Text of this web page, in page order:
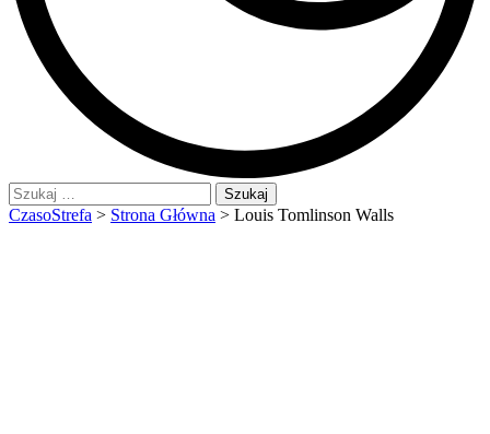
Szukaj:
CzasoStrefa > Strona Główna > Louis Tomlinson Walls